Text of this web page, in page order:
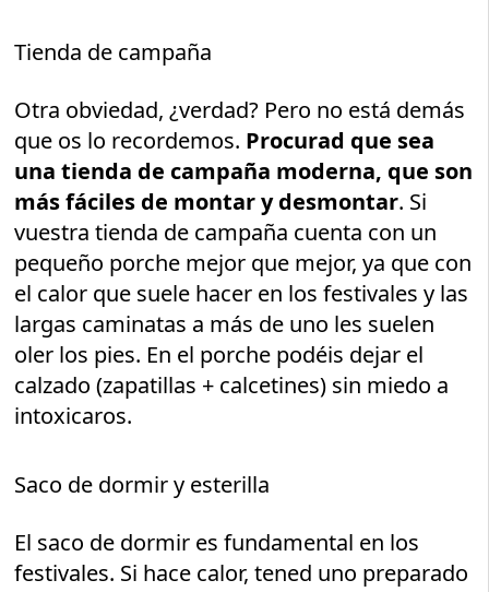
Tienda de campaña
Otra obviedad, ¿verdad? Pero no está demás
que os lo recordemos. Procurad que sea
una tienda de campaña moderna, que son
más fáciles de montar y desmontar. Si
vuestra tienda de campaña cuenta con un
pequeño porche mejor que mejor, ya que con
el calor que suele hacer en los festivales y las
largas caminatas a más de uno les suelen
oler los pies. En el porche podéis dejar el
calzado (zapatillas + calcetines) sin miedo a
intoxicaros.
Saco de dormir y esterilla
El saco de dormir es fundamental en los
festivales. Si hace calor, tened uno preparado